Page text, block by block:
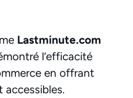
Lastminute.com
l’efficacité
en offrant
accessibles.